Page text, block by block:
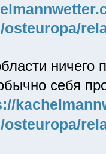
osteuropa/
ничего
себя
osteuropa/